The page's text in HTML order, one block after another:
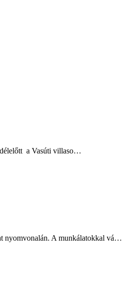
délelőtt a Vasúti villaso…
nyomvonalán. A munkálatokkal vá…